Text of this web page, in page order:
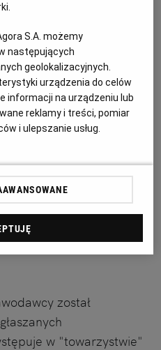
został
w "towarzystwie"
S.A. możemy
następujących
geolokalizacyjnych.
urządzenia do celów
informacji na urządzeniu lub
reklamy i treści, pomiar
odbiorców i ulepszanie usług.